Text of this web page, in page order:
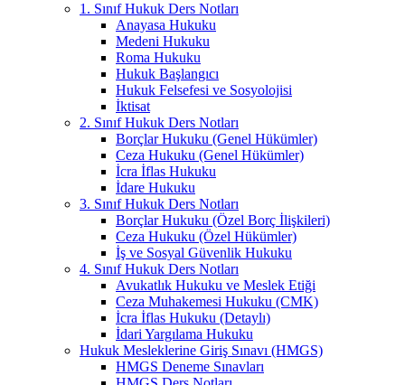
1. Sınıf Hukuk Ders Notları
Anayasa Hukuku
Medeni Hukuku
Roma Hukuku
Hukuk Başlangıcı
Hukuk Felsefesi ve Sosyolojisi
İktisat
2. Sınıf Hukuk Ders Notları
Borçlar Hukuku (Genel Hükümler)
Ceza Hukuku (Genel Hükümler)
İcra İflas Hukuku
İdare Hukuku
3. Sınıf Hukuk Ders Notları
Borçlar Hukuku (Özel Borç İlişkileri)
Ceza Hukuku (Özel Hükümler)
İş ve Sosyal Güvenlik Hukuku
4. Sınıf Hukuk Ders Notları
Avukatlık Hukuku ve Meslek Etiği
Ceza Muhakemesi Hukuku (CMK)
İcra İflas Hukuku (Detaylı)
İdari Yargılama Hukuku
Hukuk Mesleklerine Giriş Sınavı (HMGS)
HMGS Deneme Sınavları